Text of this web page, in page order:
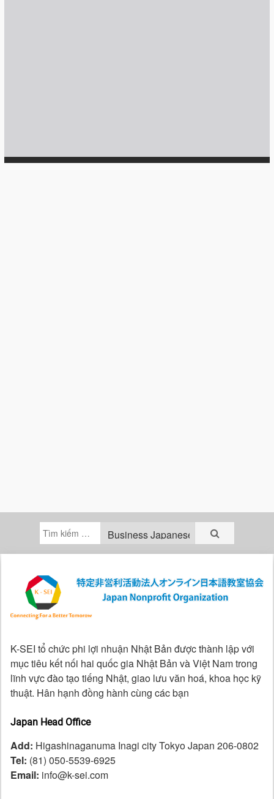
K-SEI tổ chức phi lợi nhuận Nhật Bản được thành lập với
mục tiêu kết nối hai quốc gia Nhật Bản và Việt Nam trong
lĩnh vực đào tạo tiếng Nhật, giao lưu văn hoá, khoa học kỹ
thuật. Hân hạnh đồng hành cùng các bạn
Japan Head Office
Add: Higashinaganuma Inagi city Tokyo Japan 206-0802
Tel: (81) 050-5539-6925
Email: info@k-sei.com